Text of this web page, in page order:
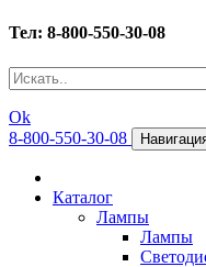
Тел: 8-800-550-30-08
Ok
8-800-550-30-08
Каталог
Лампы
Лампы